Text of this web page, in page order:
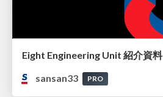
Eight Engineering Unit 紹介資料
sansan33
PRO